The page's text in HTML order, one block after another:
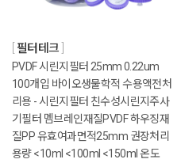
필터테크
PVDF 시린지필터 25mm 0.22um
100개입 바이오생물학적 수용액전처
리용 - 시린지필터 친수성시린지주사
기필터 멤브레인재질PVDF 하우징재
질PP 유효여과면적25mm 권장처리
용량 <10ml <100ml <150ml 온도